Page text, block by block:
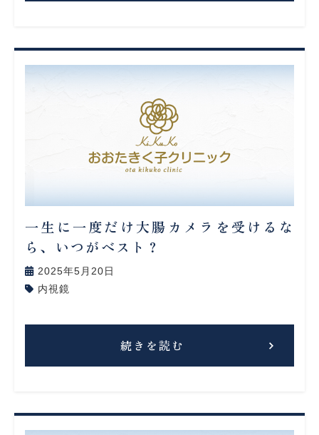
一生に一度だけ大腸カメラを受けるな
ら、いつがベスト？
2025年5月20日
内視鏡
続きを読む